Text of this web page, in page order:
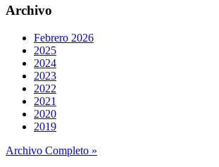
Archivo
Febrero 2026
2025
2024
2023
2022
2021
2020
2019
Archivo Completo »